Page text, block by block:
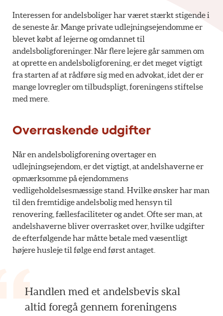
Interessen for andelsboliger har været stærkt stigende i
de seneste år. Mange private udlejningsejendomme er
blevet købt af lejerne og omdannet til
andelsboligforeninger. Når flere lejere går sammen om
at oprette en andelsboligforening, er det meget vigtigt
fra starten af at rådføre sig med en advokat, idet der er
mange lovregler om tilbudspligt, foreningens stiftelse
med mere.
Overraskende udgifter
Når en andelsboligforening overtager en
udlejningsejendom, er det vigtigt, at andelshaverne er
opmærksomme på ejendommens
vedligeholdelsesmæssige stand. Hvilke ønsker har man
til den fremtidige andelsbolig med hensyn til
renovering, fællesfaciliteter og andet. Ofte ser man, at
andelshaverne bliver overrasket over, hvilke udgifter
de efterfølgende har måtte betale med væsentligt
højere husleje til følge end først antaget.
Handlen med et andelsbevis skal
altid foregå gennem foreningens